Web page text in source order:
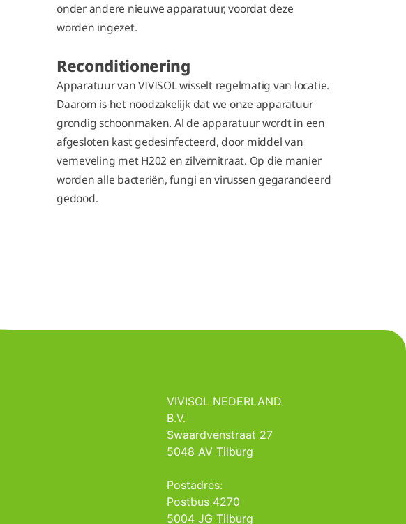
onder andere nieuwe apparatuur, voordat deze
worden ingezet.
Reconditionering
Apparatuur van VIVISOL wisselt regelmatig van locatie.
Daarom is het noodzakelijk dat we onze apparatuur
grondig schoonmaken. Al de apparatuur wordt in een
afgesloten kast gedesinfecteerd, door middel van
verneveling met H202 en zilvernitraat. Op die manier
worden alle bacteriën, fungi en virussen gegarandeerd
gedood.
VIVISOL NEDERLAND
B.V.
Swaardvenstraat 27
5048 AV Tilburg
Postadres:
Postbus 4270
5004 JG Tilburg